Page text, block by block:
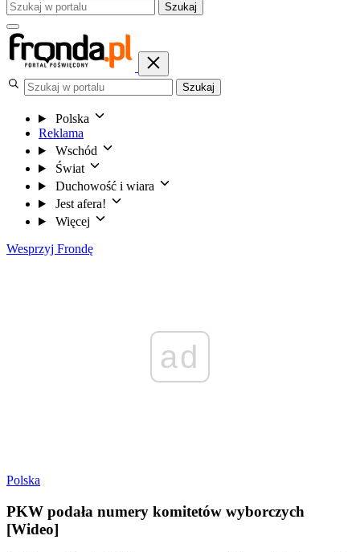
Szukaj
Szukaj
Polska
Reklama
Wschód
Świat
Duchowość i wiara
Jest afera!
Więcej
Wesprzyj Frondę
ad
Polska
PKW podała numery komitetów wyborczych
[Wideo]